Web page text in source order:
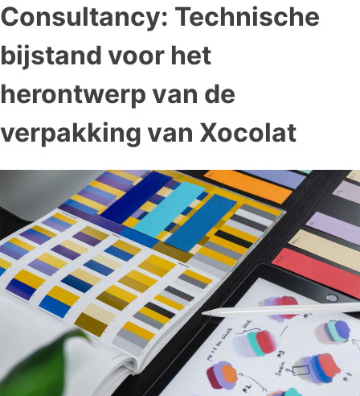
Consultancy: Technische
bijstand voor het
herontwerp van de
verpakking van Xocolat